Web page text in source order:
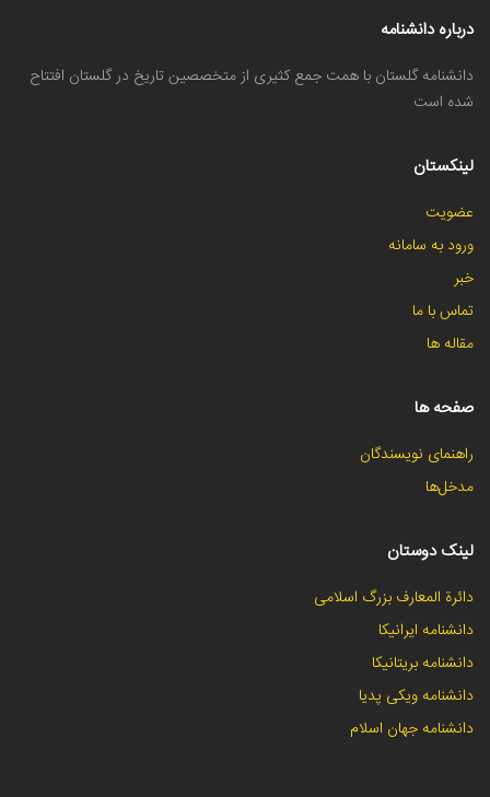
درباره دانشنامه
دانشنامه گلستان با همت جمع کثیری از متخصصین تاریخ در گلستان افتتاح
شده است
لینکستان
عضویت
ورود به سامانه
خبر
تماس با ما
مقاله ها
صفحه ها
راهنمای نویسندگان
مدخل‌ها
لینک دوستان
دائرة المعارف بزرگ اسلامی
دانشنامه ایرانیکا
دانشنامه بریتانیکا
دانشنامه ویکی پدیا
دانشنامه جهان اسلام